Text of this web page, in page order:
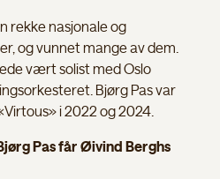
rekke nasjonale og
og vunnet mange av dem.
vært solist med Oslo
Bjørg Pas var
i 2022 og 2024.
Pas får Øivind Berghs